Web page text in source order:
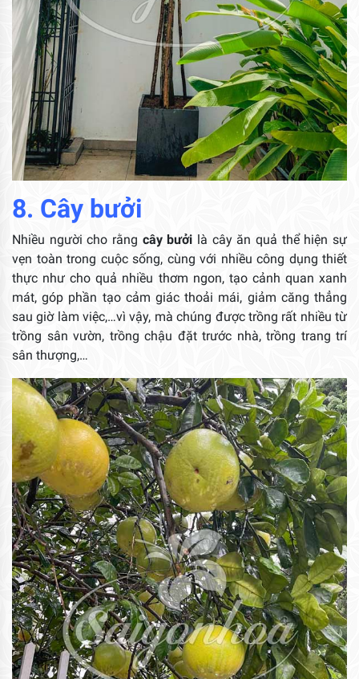
8. Cây bưởi
Nhiều người cho rằng cây bưởi là cây ăn quả thể hiện sự
vẹn toàn trong cuộc sống, cùng với nhiều công dụng thiết
thực như cho quả nhiều thơm ngon, tạo cảnh quan xanh
mát, góp phần tạo cảm giác thoải mái, giảm căng thẳng
sau giờ làm việc,…vì vậy, mà chúng được trồng rất nhiều từ
trồng sân vườn, trồng chậu đặt trước nhà, trồng trang trí
sân thượng,…